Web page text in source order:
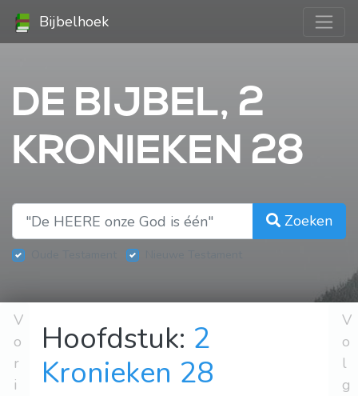
Bijbelhoek
DE BIJBEL, 2
KRONIEKEN 28
Zoeken
V
o
r
i
Hoofdstuk: 2
Kronieken 28
V
o
l
g